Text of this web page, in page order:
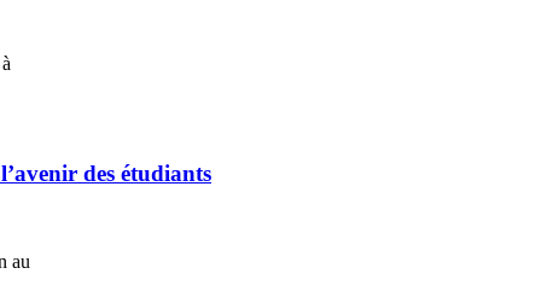
des étudiants
au